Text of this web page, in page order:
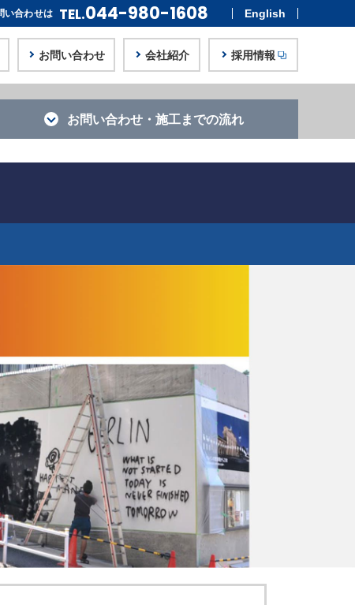
い合わせは TEL.044-980-1608 English
お問い合わせ 会社紹介 採用情報
お問い合わせ・ 施工までの流れ